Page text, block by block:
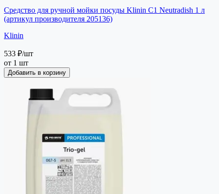
Средство для ручной мойки посуды Klinin C1 Neutradish 1 л
(артикул производителя 205136)
Klinin
533 ₽/шт
от 1 шт
Добавить в корзину